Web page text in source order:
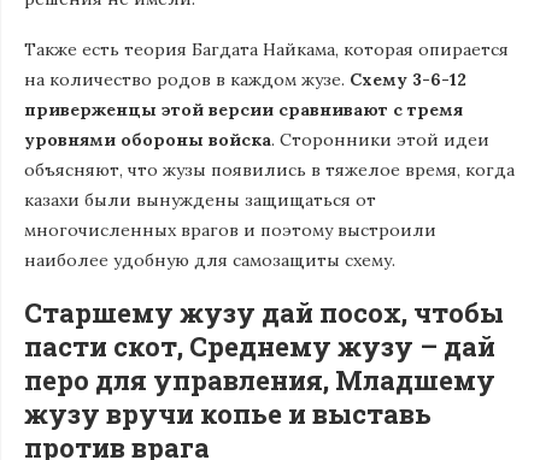
Также есть теория Багдата Найкама, которая опирается
на количество родов в каждом жузе. Схему 3-6-12
приверженцы этой версии сравнивают с тремя
уровнями обороны войска. Сторонники этой идеи
объясняют, что жузы появились в тяжелое время, когда
казахи были вынуждены защищаться от
многочисленных врагов и поэтому выстроили
наиболее удобную для самозащиты схему.
Старшему жузу дай посох, чтобы
пасти скот, Среднему жузу – дай
перо для управления, Младшему
жузу вручи копье и выставь
против врага